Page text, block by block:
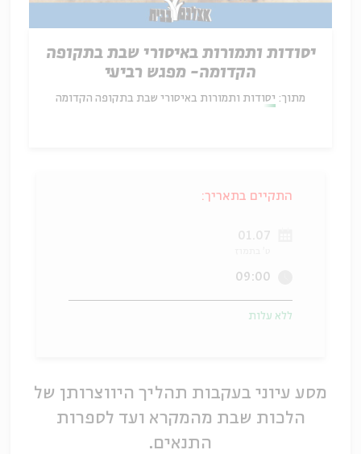
יסודות ותמורות באיסורי שבת בתקופה
הקדומה- מפגש רביעי
מתוך: יסודות ותמורות באיסורי שבת בתקופה הקדומה
התקיים בתאריך:
01.07
09:00
ללא עלות
מסע עיוני בעקבות תהליך היווצרותן של
הלכות שבת מהמקרא ועד לספרות
התנאים.